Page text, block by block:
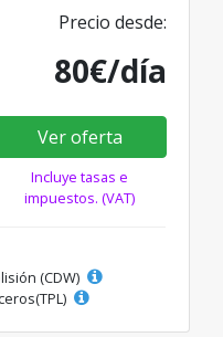
Precio desde:
80€/día
Ver oferta
Incluye tasas e
impuestos. (VAT)
(CDW)